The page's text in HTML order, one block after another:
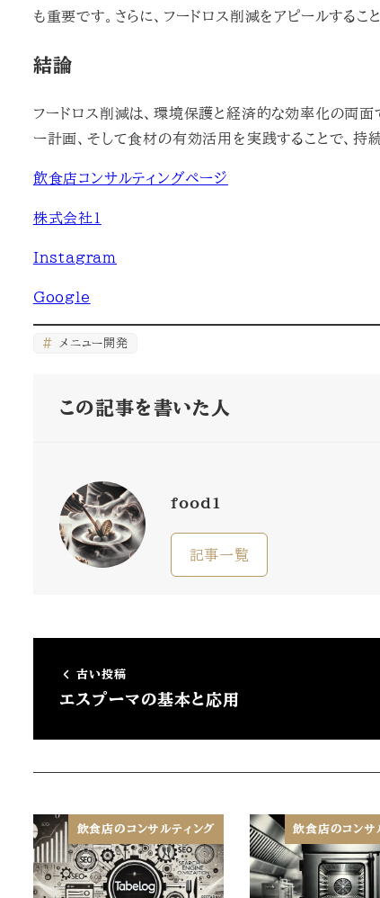
も重要です。さらに、フードロス削減をアピールするこ
結論
フードロス削減は、環境保護と経済的な効率化の両面
ー計画、そして食材の有効活用を実践することで、持
飲食店コンサルティングページ
株式会社1
Instagram
Google
メニュー開発
この記事を書いた人
food1
記事一覧
古い投稿
エスプーマの基本と応用
飲食店のコンサルティング 飲食店のコンサ